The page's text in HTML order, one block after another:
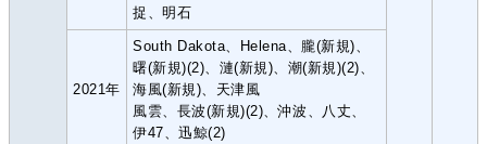
捉、明石
2021年
South Dakota、Helena、朧(新規)、
曙(新規)(2)、漣(新規)、潮(新規)(2)、
海風(新規)、天津風
風雲、長波(新規)(2)、沖波、八丈、
伊47、迅鯨(2)